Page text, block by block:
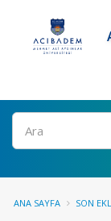
Ara
ANA SAYFA SON